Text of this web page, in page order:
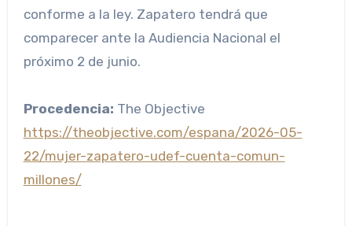
conforme a la ley. Zapatero tendrá que
comparecer ante la Audiencia Nacional el
próximo 2 de junio.
Procedencia: The Objective
https://theobjective.com/espana/2026-05-
22/mujer-zapatero-udef-cuenta-comun-
millones/